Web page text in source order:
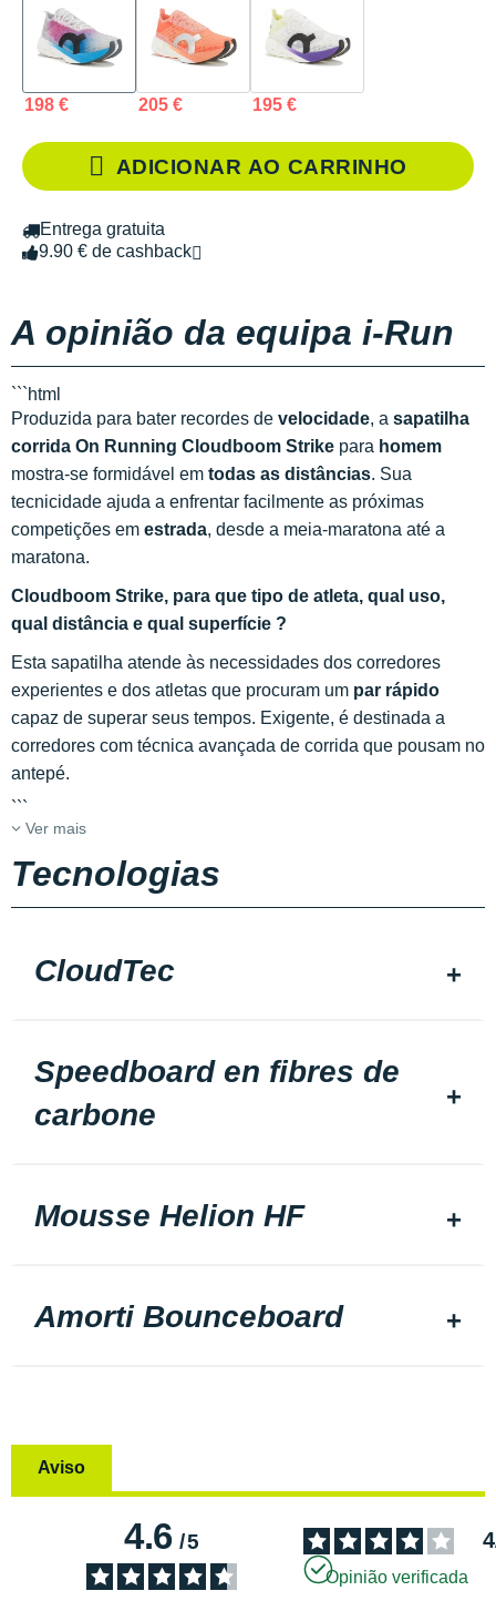
198 € 205 € 195 €
ADICIONAR AO CARRINHO
Entrega gratuita
9.90 € de cashback
A opinião da equipa i-Run
```html
Produzida para bater recordes de velocidade, a sapatilha
corrida On Running Cloudboom Strike para homem
mostra-se formidável em todas as distâncias. Sua
tecnicidade ajuda a enfrentar facilmente as próximas
competições em estrada, desde a meia-maratona até a
maratona.
Cloudboom Strike, para que tipo de atleta, qual uso,
qual distância e qual superfície ?
Esta sapatilha atende às necessidades dos corredores
experientes e dos atletas que procuram um par rápido
capaz de superar seus tempos. Exigente, é destinada a
corredores com técnica avançada de corrida que pousam no
antepé.
```
Ver mais
Tecnologias
CloudTec
Speedboard en fibres de
carbone
Mousse Helion HF
Amorti Bounceboard
Aviso
4.6/5 4
Opinião verificada